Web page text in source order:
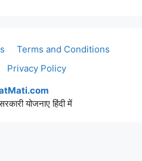
Terms and Conditions
Privacy Policy
योजनाए हिंदी में